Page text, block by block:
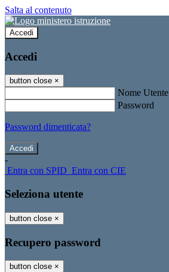
Salta al contenuto
Accedi
Accedi
button close ×
Nome Utente
Password
Password dimenticata?
-
Entra con SPID Entra con CIE
Seleziona utente
button close ×
Recupero password
button close ×